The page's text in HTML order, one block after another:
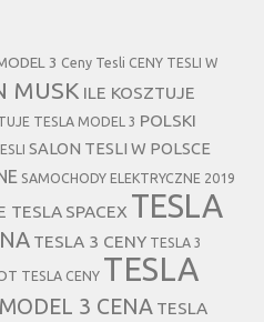
3 Ceny Tesli CENY TESLI W
MUSK ILE KOSZTUJE
TESLA MODEL 3 POLSKI
SALON TESLI W POLSCE
SAMOCHODY ELEKTRYCZNE 2019
TESLA SPACEX TESLA
TESLA 3 CENY TESLA 3
TESLA CENY TESLA
3 CENA TESLA